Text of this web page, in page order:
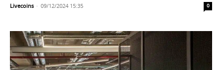
Livecoins - 09/12/2024 15:35 0